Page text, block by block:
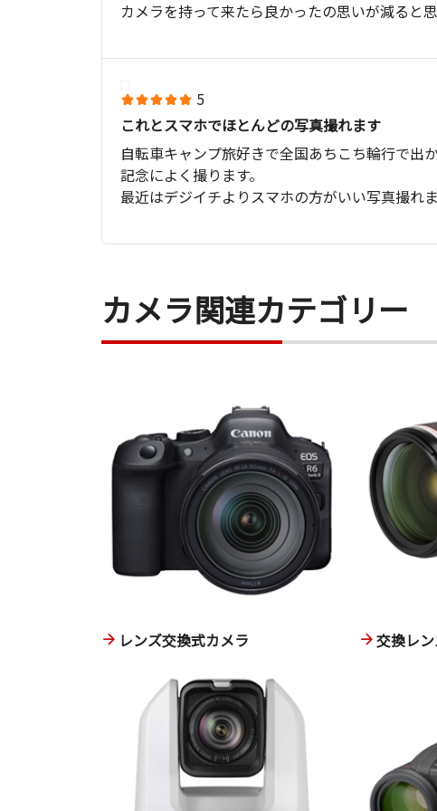
カメラを持って来たら良かったの思いが減ると
これとスマホでほとんどの写真撮れます
自転車キャンプ旅好きで全国あちこち輪行で出
記念によく撮ります。
最近はデジイチよりスマホの方がいい写真撮れま
デジカメもかさばるけど
5
カメラ関連カテゴリー
レンズ交換式カメラ 交換レ